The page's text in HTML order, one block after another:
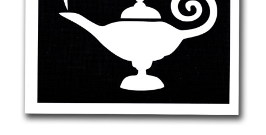
Mein Konto
Produktinfos
Vertrag widerrufen